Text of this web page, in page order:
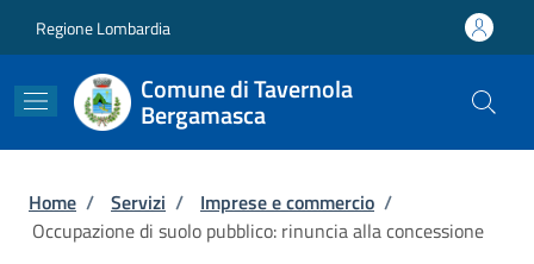
Regione Lombardia
Comune di Tavernola
Bergamasca
Briciole di pane
Home / Servizi / Imprese e commercio /
Occupazione di suolo pubblico: rinuncia alla concessione